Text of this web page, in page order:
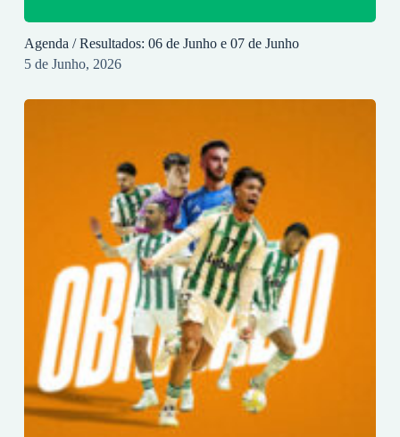
Agenda / Resultados: 06 de Junho e 07 de Junho
5 de Junho, 2026